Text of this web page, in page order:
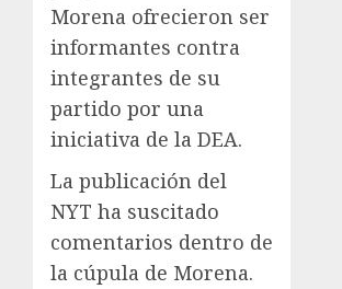
Morena ofrecieron ser
informantes contra
integrantes de su
partido por una
iniciativa de la DEA.
La publicación del
NYT ha suscitado
comentarios dentro de
la cúpula de Morena.